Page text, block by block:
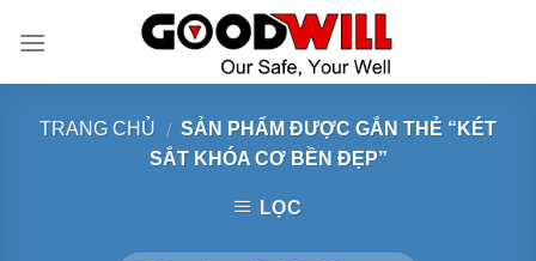
TRANG CHỦ / SẢN PHẨM ĐƯỢC GẮN THẺ “KÉT
SẮT KHÓA CƠ BỀN ĐẸP”
LỌC